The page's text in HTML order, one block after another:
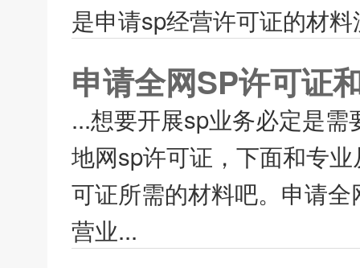
是申请sp经营许可证的材
申请全网SP许可证
...想要开展sp业务必定是
地网sp许可证，下面和专
可证所需的材料吧。申请
营业...